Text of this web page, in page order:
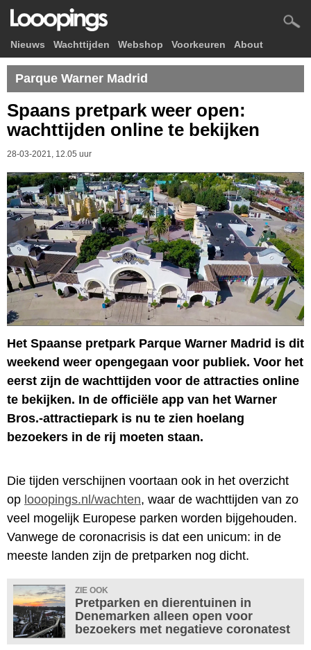
Nieuws Wachttijden Webshop Voorkeuren About
Parque Warner Madrid
Spaans pretpark weer open:
wachttijden online te bekijken
28-03-2021, 12.05 uur
Het Spaanse pretpark Parque Warner Madrid is dit
weekend weer opengegaan voor publiek. Voor het
eerst zijn de wachttijden voor de attracties online
te bekijken. In de officiële app van het Warner
Bros.-attractiepark is nu te zien hoelang
bezoekers in de rij moeten staan.
Die tijden verschijnen voortaan ook in het overzicht
op looopings.nl/wachten, waar de wachttijden van zo
veel mogelijk Europese parken worden bijgehouden.
Vanwege de coronacrisis is dat een unicum: in de
meeste landen zijn de pretparken nog dicht.
ZIE OOK
Pretparken en dierentuinen in
Denemarken alleen open voor
bezoekers met negatieve coronatest